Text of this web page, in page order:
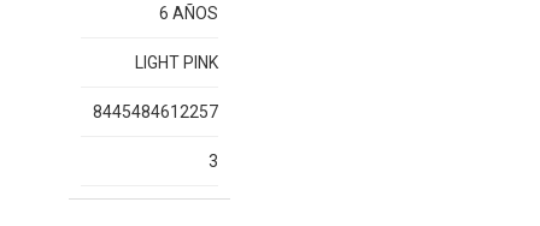
6 AÑOS
LIGHT PINK
8445484612257
3